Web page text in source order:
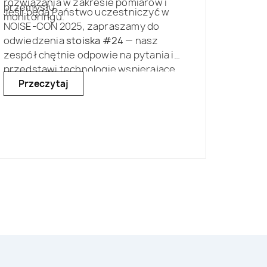
przemysłu.
monitoringu.
Jeśli będą Państwo uczestniczyć w
NOISE-CON 2025, zapraszamy do
odwiedzeniastoiska #24 — nasz
zespół chętnie odpowie na pytania i
przedstawi technologie wspierające
realizację projektów związanych z
pomiarami hałasu i drgań.
Przeczytaj